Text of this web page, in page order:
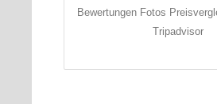
Bewertungen Fotos
Tripadvisor